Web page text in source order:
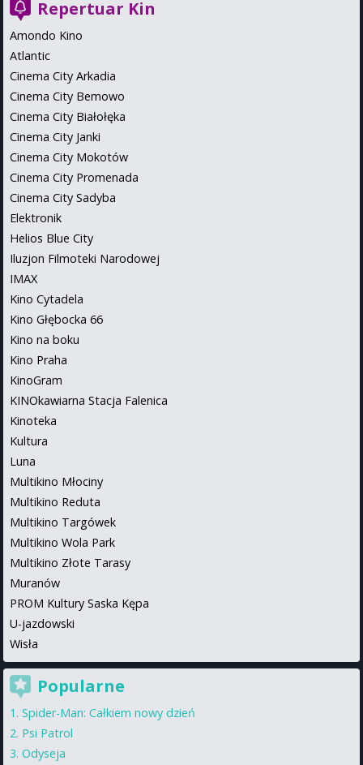
Repertuar Kin
Amondo Kino
Atlantic
Cinema City Arkadia
Cinema City Bemowo
Cinema City Białołęka
Cinema City Janki
Cinema City Mokotów
Cinema City Promenada
Cinema City Sadyba
Elektronik
Helios Blue City
Iluzjon Filmoteki Narodowej
IMAX
Kino Cytadela
Kino Głębocka 66
Kino na boku
Kino Praha
KinoGram
KINOkawiarna Stacja Falenica
Kinoteka
Kultura
Luna
Multikino Młociny
Multikino Reduta
Multikino Targówek
Multikino Wola Park
Multikino Złote Tarasy
Muranów
PROM Kultury Saska Kępa
U-jazdowski
Wisła
Popularne
Spider-Man: Całkiem nowy dzień
Psi Patrol
Odyseja